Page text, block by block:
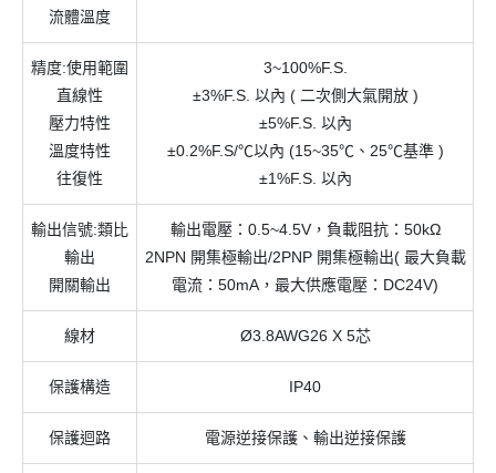
流體溫度
精度:使用範圍
直線性
壓力特性
溫度特性
往復性
3~100%F.S.
±3%F.S. 以內 ( 二次側大氣開放 )
±5%F.S. 以內
±0.2%F.S/℃以內 (15~35℃、25℃基準 )
±1%F.S. 以內
輸出信號:類比
輸出
開關輸出
輸出電壓：0.5~4.5V，負載阻抗：50kΩ
2NPN 開集極輸出/2PNP 開集極輸出( 最大負載
電流：50mA，最大供應電壓：DC24V)
線材 Ø3.8AWG26 X 5芯
保護構造 IP40
保護迴路 電源逆接保護、輸出逆接保護